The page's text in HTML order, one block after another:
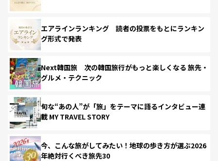
エアラインランキング 読者の投票をもとにランキン
グ形式で発表
Next韓国旅 次の韓国旅行がもっと楽しくなる 旅先・
グルメ・テクニック
旬な“あの人”が「旅」をテーマに語るインタビュー連
載 MY TRAVEL STORY
今、こんな旅がしてみたい！地球の歩き方が選ぶ2026
年絶対行くべき旅先30